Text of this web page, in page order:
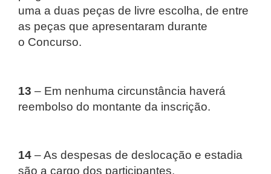
uma a duas peças de livre escolha, de entre
as peças que apresentaram durante
o Concurso.
13 – Em nenhuma circunstância haverá
reembolso do montante da inscrição.
14 – As despesas de deslocação e estadia
são a cargo dos participantes.